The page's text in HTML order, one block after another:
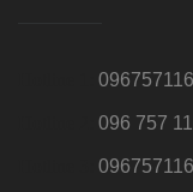
096 757